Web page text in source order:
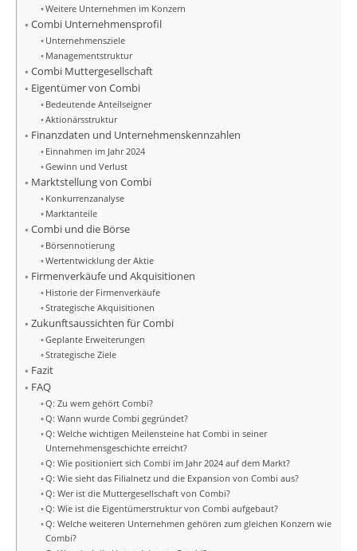
Weitere Unternehmen im Konzern
Combi Unternehmensprofil
Unternehmensziele
Managementstruktur
Combi Muttergesellschaft
Eigentümer von Combi
Bedeutende Anteilseigner
Aktionärsstruktur
Finanzdaten und Unternehmenskennzahlen
Einnahmen im Jahr 2024
Gewinn und Verlust
Marktstellung von Combi
Konkurrenzanalyse
Marktanteile
Combi und die Börse
Börsennotierung
Wertentwicklung der Aktie
Firmenverkäufe und Akquisitionen
Historie der Firmenverkäufe
Strategische Akquisitionen
Zukunftsaussichten für Combi
Geplante Erweiterungen
Strategische Ziele
Fazit
FAQ
Q: Zu wem gehört Combi?
Q: Wann wurde Combi gegründet?
Q: Welche wichtigen Meilensteine hat Combi in seiner
Unternehmensgeschichte erreicht?
Q: Wie positioniert sich Combi im Jahr 2024 auf dem Markt?
Q: Wie sieht das Filialnetz und die Expansion von Combi aus?
Q: Wer ist die Muttergesellschaft von Combi?
Q: Wie ist die Eigentümerstruktur von Combi aufgebaut?
Q: Welche weiteren Unternehmen gehören zum gleichen Konzern wie
Combi?